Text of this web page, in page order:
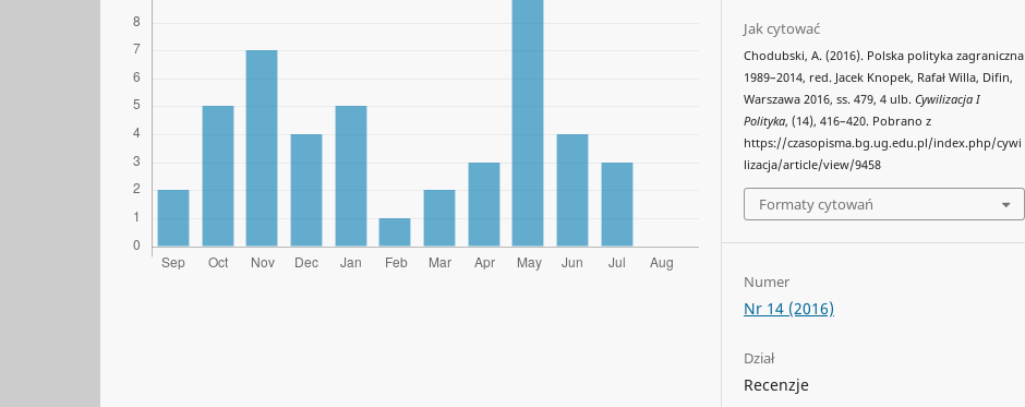
Jak cytować
Chodubski, A. (2016). Polska polityka zagraniczna
1989–2014, red. Jacek Knopek, Rafał Willa, Difin,
Warszawa 2016, ss. 479, 4 ulb.Cywilizacja I
Polityka, (14), 416–420. Pobrano z
https://czasopisma.bg.ug.edu.pl/index.php/cywi
lizacja/article/view/9458
Formaty cytowań
Numer
Nr 14 (2016)
Dział
Recenzje